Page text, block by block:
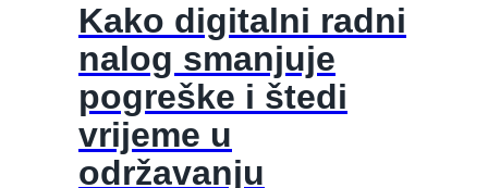
Kako digitalni radni
nalog smanjuje
pogreške i štedi
vrijeme u
održavanju